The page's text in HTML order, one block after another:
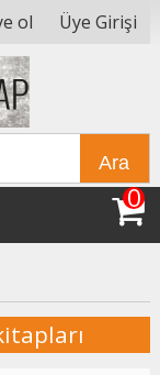
ol Üye Girişi
Ara
0